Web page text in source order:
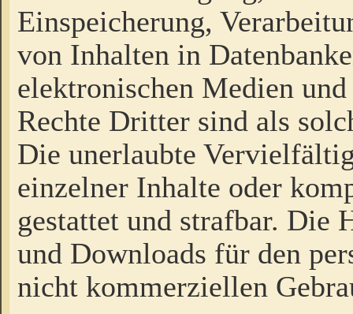
Einspeicherung,
von Inhalten in
elektronischen Medien
Rechte Dritter sind als
Die unerlaubte
einzelner Inhalte oder
gestattet und strafbar. Die
und Downloads für den
nicht kommerziellen